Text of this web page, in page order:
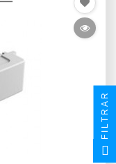
FILTRAR